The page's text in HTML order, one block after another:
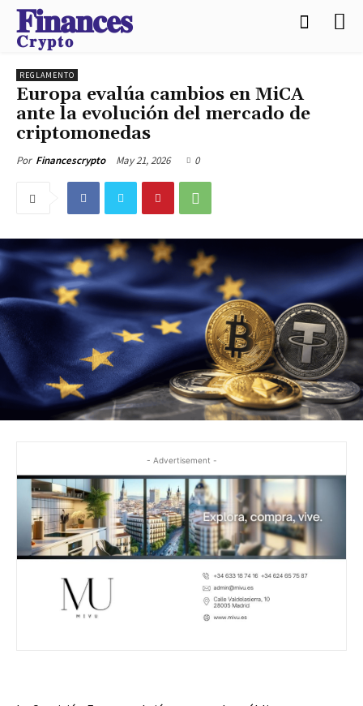
𝐅𝐢𝐧𝐚𝐧𝐜𝐞𝐬
𝐂𝐫𝐲𝐩𝐭𝐨
REGLAMENTO
Europa evalúa cambios en MiCA
ante la evolución del mercado de
criptomonedas
Por Financescrypto May 21, 2026 0
- Advertisement -